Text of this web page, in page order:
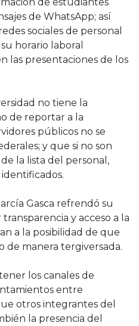
de WhatsApp; así
sociales de personal
horario laboral
las presentaciones de los
no tiene la
de reportar a la
públicos no se
y que si no son
la lista del personal,
Gasca refrendó su
y acceso a la
a la posibilidad de que
de manera tergiversada.
los canales de
entre
otros integrantes del
la presencia del